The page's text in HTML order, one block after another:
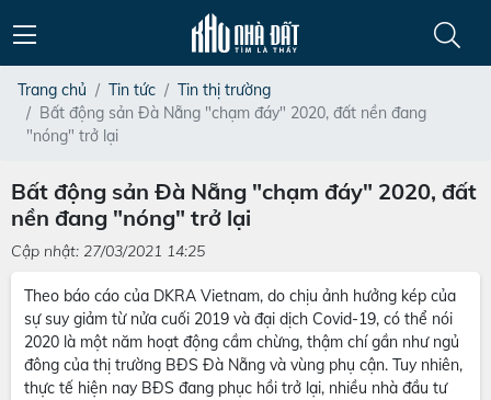
Trang chủ Tin tức
Tin thị trường
Bất động sản Đà Nẵng "chạm đáy" 2020, đất nền đang
"nóng" trở lại
Bất động sản Đà Nẵng "chạm đáy" 2020, đất
nền đang "nóng" trở lại
Cập nhật: 27/03/2021 14:25
Theo báo cáo của DKRA Vietnam, do chịu ảnh hưởng kép của
sự suy giảm từ nửa cuối 2019 và đại dịch Covid-19, có thể nói
2020 là một năm hoạt động cầm chừng, thậm chí gần như ngủ
đông của thị trường BĐS Đà Nẵng và vùng phụ cận. Tuy nhiên,
thực tế hiện nay BĐS đang phục hồi trở lại, nhiều nhà đầu tư